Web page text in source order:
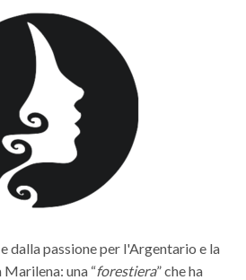
dalla passione per l'Argentario e la
una “forestiera” che ha